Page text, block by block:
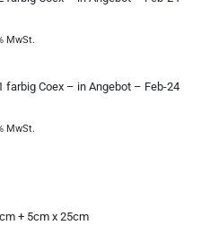
MwSt.
farbig Coex – in Angebot – Feb-24
MwSt.
+ 5cm x 25cm